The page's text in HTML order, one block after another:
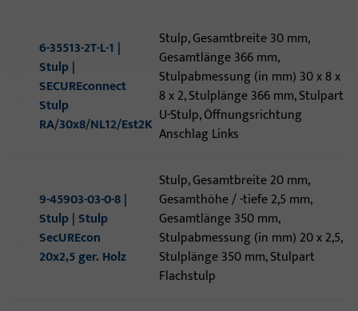
6-35513-2T-L-1 |
Stulp |
SECUREconnect
Stulp
RA/30x8/NL12/Est2K
Stulp, Gesamtbreite 30 mm,
Gesamtlänge 366 mm,
Stulpabmessung (in mm) 30 x 8 x
8 x 2, Stulplänge 366 mm, Stulpart
U-Stulp, Öffnungsrichtung
Anschlag Links
9-45903-03-0-8 |
Stulp | Stulp
SecUREcon
20x2,5 ger. Holz
Stulp, Gesamtbreite 20 mm,
Gesamthöhe / -tiefe 2,5 mm,
Gesamtlänge 350 mm,
Stulpabmessung (in mm) 20 x 2,5,
Stulplänge 350 mm, Stulpart
Flachstulp